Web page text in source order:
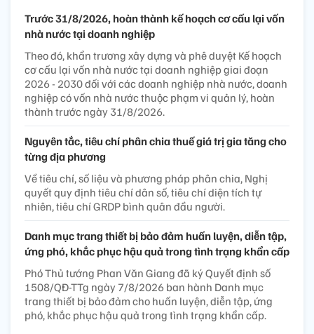
Trước 31/8/2026, hoàn thành kế hoạch cơ cấu lại vốn
nhà nước tại doanh nghiệp
Theo đó, khẩn trương xây dựng và phê duyệt Kế hoạch
cơ cấu lại vốn nhà nước tại doanh nghiệp giai đoạn
2026 - 2030 đối với các doanh nghiệp nhà nước, doanh
nghiệp có vốn nhà nước thuộc phạm vi quản lý, hoàn
thành trước ngày 31/8/2026.
Nguyên tắc, tiêu chí phân chia thuế giá trị gia tăng cho
từng địa phương
Về tiêu chí, số liệu và phương pháp phân chia, Nghị
quyết quy định tiêu chí dân số, tiêu chí diện tích tự
nhiên, tiêu chí GRDP bình quân đầu người.
Danh mục trang thiết bị bảo đảm huấn luyện, diễn tập,
ứng phó, khắc phục hậu quả trong tình trạng khẩn cấp
Phó Thủ tướng Phan Văn Giang đã ký Quyết định số
1508/QĐ-TTg ngày 7/8/2026 ban hành Danh mục
trang thiết bị bảo đảm cho huấn luyện, diễn tập, ứng
phó, khắc phục hậu quả trong tình trạng khẩn cấp.